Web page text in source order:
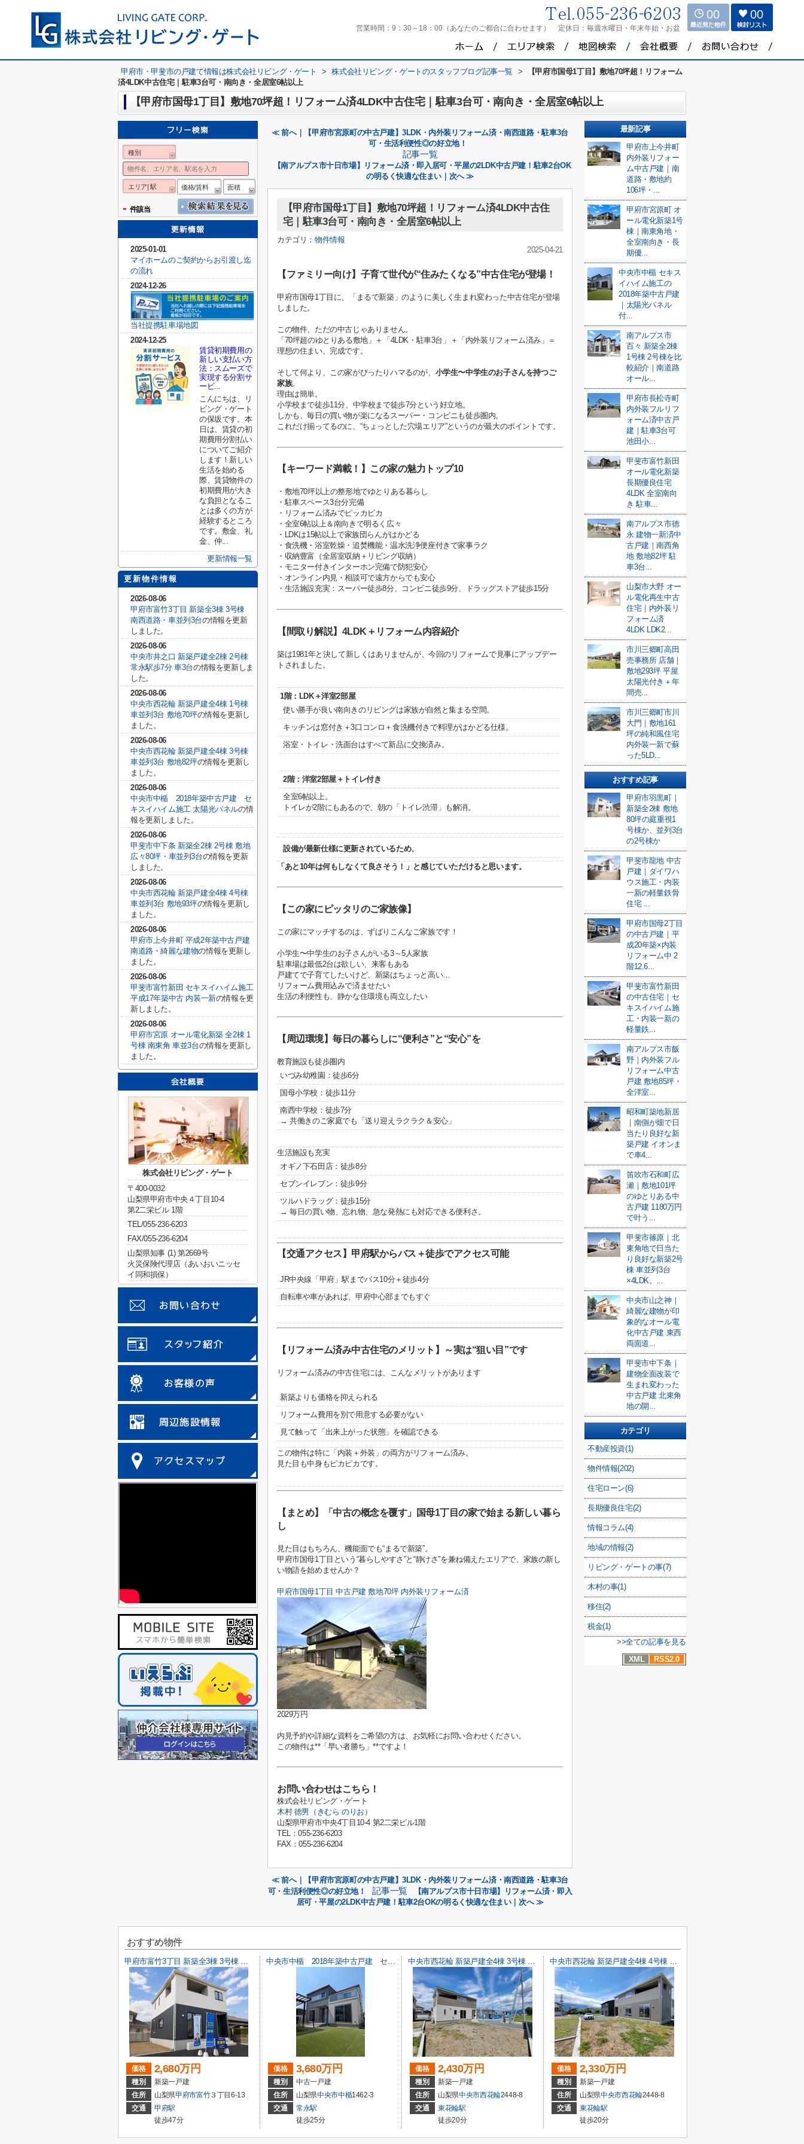
営業時間： 9：30～18：00（あなたのご都合に合わせます） 定休日： 毎週水曜日・年末年始・お盆
00 00
甲府市・甲斐市の戸建て情報は株式会社リビング・ゲート > 株式会社リビング・ゲートのスタッフブログ記事一覧 >
【甲府市国母1丁目】敷地70坪超！リフォーム
済4LDK中古住宅｜駐車3台可・南向き・全居室6帖以上
【甲府市国母1丁目】敷地70坪超！リフォーム済4LDK中古住宅｜駐車3台可・南向き・全居室6帖以上
≪ 前へ｜【甲府市宮原町の中古戸建】3LDK・内外装リフォーム済・南西道路・駐車3台
可・生活利便性◎の好立地！
記事一覧
【南アルプス市十日市場】リフォーム済・即入居可・平屋の2LDK中古戸建！駐車2台OK
の明るく快適な住まい｜次へ ≫
【甲府市国母1丁目】敷地70坪超！リフォーム済4LDK中古住
宅｜駐車3台可・南向き・全居室6帖以上
カテゴリ：物件情報
2025-04-21
【ファミリー向け】子育て世代が“住みたくなる”中古住宅が登場！
甲府市国母1丁目に、「まるで新築」のように美しく生まれ変わった中古住宅が登場
しました。
この物件、ただの中古じゃありません。
「70坪超のゆとりある敷地」＋「4LDK・駐車3台」＋「内外装リフォーム済み」＝
理想の住まい、完成です。
そして何より、この家がぴったりハマるのが、 小学生〜中学生のお子さんを持つご
家族。
理由は簡単。
小学校まで徒歩11分、中学校まで徒歩7分という好立地。
しかも、毎日の買い物が楽になるスーパー・コンビニも徒歩圏内。
これだけ揃ってるのに、“ちょっとした穴場エリア”というのが最大のポイントです。
【キーワード満載！】この家の魅力トップ10
・敷地70坪以上の整形地でゆとりある暮らし
・駐車スペース3台分完備
・リフォーム済みでピッカピカ
・全室6帖以上＆南向き で明るく広々
・LDKは15帖以上で家族団らんがはかどる
・食洗機・浴室乾燥・追焚機能・温水洗浄便座付き で家事ラク
・収納豊富（全居室収納＋リビング収納）
・モニター付きインターホン完備で防犯安心
・オンライン内見・相談可で遠方からでも安心
・生活施設充実：スーパー徒歩8分、コンビニ徒歩9分、ドラッグストア徒歩15分
【間取り解説】4LDK＋リフォーム内容紹介
築は1981年と決して新しくはありませんが、今回のリフォームで見事にアップデー
トされました。
1階：LDK＋洋室2部屋
使い勝手が良い南向きのリビングは家族が自然と集まる空間。
キッチンは窓付き＋3口コンロ＋食洗機付きで料理がはかどる仕様。
浴室・トイレ・洗面台はすべて新品に交換済み。
2階：洋室2部屋＋トイレ付き
全室6帖以上。
トイレが2階にもあるので、朝の「トイレ渋滞」も解消。
設備が最新仕様に更新されているため、
「あと10年は何もしなくて良さそう！」と感じていただけると思います。
【この家にピッタリのご家族像】
この家にマッチするのは、ずばりこんなご家族です！
小学生〜中学生のお子さんがいる3～5人家族
駐車場は最低2台は欲しい、来客もある
戸建てで子育てしたいけど、新築はちょっと高い…
リフォーム費用込みで済ませたい
生活の利便性も、静かな住環境も両立したい
【周辺環境】毎日の暮らしに“便利さ”と“安心”を
教育施設も徒歩圏内
いづみ幼稚園：徒歩6分
国母小学校：徒歩11分
南西中学校：徒歩7分
→ 共働きのご家庭でも「送り迎えラクラク＆安心」
生活施設も充実
オギノ下石田店：徒歩8分
セブンイレブン：徒歩9分
ツルハドラッグ：徒歩15分
→ 毎日の買い物、忘れ物、急な発熱にも対応できる便利さ。
【交通アクセス】甲府駅からバス＋徒歩でアクセス可能
JR中央線「甲府」駅までバス10分＋徒歩4分
自転車や車があれば、甲府中心部までもすぐ
【リフォーム済み中古住宅のメリット】～実は“狙い目”です
リフォーム済みの中古住宅には、こんなメリットがあります
新築よりも価格を抑えられる
リフォーム費用を別で用意する必要がない
見て触って「出来上がった状態」を確認できる
この物件は特に「内装＋外装」の両方がリフォーム済み。
見た目も中身もピカピカです。
【まとめ】「中古の概念を覆す」国母1丁目の家で始まる新しい暮ら
し
見た目はもちろん、機能面でも“まるで新築”。
甲府市国母1丁目という“暮らしやすさ”と“静けさ”を兼ね備えたエリアで、家族の新し
い物語を始めませんか？
甲府市国母1丁目 中古戸建 敷地70坪 内外装リフォーム済
2029万円
内見予約や詳細な資料をご希望の方は、お気軽にお問い合わせください。
この物件は**「早い者勝ち」**ですよ！
お問い合わせはこちら！
株式会社リビング・ゲート
木村 徳男（きむら のりお）
山梨県甲府市中央4丁目10-4 第2二栄ビル1階
TEL：055-236-6203
FAX：055-236-6204
≪ 前へ｜【甲府市宮原町の中古戸建】3LDK・内外装リフォーム済・南西道路・駐車3台
可・生活利便性◎の好立地！
記事一覧
【南アルプス市十日市場】リフォーム済・即入
居可・平屋の2LDK中古戸建！駐車2台OKの明るく快適な住まい｜次へ ≫
最新記事
甲府市上今井町
内外装リフォー
ム中古戸建｜南
道路・敷地約
106坪・...
甲府市宮原町 オ
ール電化新築1号
棟｜南東角地・
全室南向き・長
期優...
中央市中楯 セキス
イハイム施工の
2018年築中古戸建
｜太陽光パネル
付...
南アルプス市
百々 新築全2棟
1号棟 2号棟を比
較紹介｜南道路
オール...
甲府市長松寺町
内外装フルリフ
ォーム済中古戸
建｜駐車3台可
池田小...
甲斐市富竹新田
オール電化新築
長期優良住宅
4LDK 全室南向
き 駐車...
南アルプス市徳
永 建物一新済中
古戸建｜南西角
地 敷地82坪 駐
車3台...
山梨市大野 オー
ル電化再生中古
住宅｜内外装リ
フォーム済
4LDK LDK2...
市川三郷町高田
売事務所 店舗｜
敷地293坪 平屋
太陽光付き＋年
間売...
市川三郷町市川
大門｜敷地161
坪の純和風住宅
内外装一新で蘇
った5LD...
おすすめ記事
甲府市羽黒町｜
新築全2棟 敷地
80坪の庭重視1
号棟か、並列3台
の2号棟か
甲斐市龍地 中古
戸建｜ダイワハ
ウス施工・内装
一新の軽量鉄骨
住宅 ...
甲府市国母2丁目
の中古戸建｜平
成20年築×内装
リフォーム中 2
階12.6...
甲斐市富竹新田
の中古住宅｜セ
キスイハイム施
工・内装一新の
軽量鉄...
南アルプス市飯
野｜内外装フル
リフォーム中古
戸建 敷地85坪・
全洋室...
昭和町築地新居
｜南側が畑で日
当たり良好な新
築戸建 イオンま
で車4...
笛吹市石和町広
瀬｜敷地101坪
のゆとりある中
古戸建 1180万円
で叶う...
甲斐市篠原｜北
東角地で日当た
り良好な新築2号
棟 車並列3台
×4LDK。...
中央市山之神｜
綺麗な建物が印
象的なオール電
化中古戸建 東西
両面道...
甲斐市中下条｜
建物全面改装で
生まれ変わった
中古戸建 北東角
地の開...
カテゴリ
不動産投資(1)
物件情報(202)
住宅ローン(6)
長期優良住宅(2)
情報コラム(4)
地域の情報(2)
リビング・ゲートの事(7)
木村の事(1)
移住(2)
税金(1)
>>全ての記事を見る
XML
RSS2.0
種別
エリア| 駅 価格/賃料 面積
- 件該当
2025-01-01
マイホームのご契約からお引渡し迄
の流れ
2024-12-26
当社提携駐車場地図
2024-12-25
賃貸初期費用の
新しい支払い方
法：スムーズで
実現する分割サ
ービ...
こんにちは、リ
ビング・ゲート
の保坂です。本
日は、賃貸の初
期費用分割払い
についてご紹介
します！新しい
生活を始める
際、賃貸物件の
初期費用が大き
な負担となるこ
とは多くの方が
経験するところ
です。敷金、礼
金、仲...
更新情報一覧
更新物件情報
2026-08-06
甲府市富竹3丁目 新築全3棟 3号棟
南西道路・車並列3台の情報を更新
しました。
2026-08-06
中央市井之口 新築戸建全2棟 2号棟
常永駅歩7分 車3台の情報を更新しま
した。
2026-08-06
中央市西花輪 新築戸建全4棟 1号棟
車並列3台 敷地70坪の情報を更新し
ました。
2026-08-06
中央市西花輪 新築戸建全4棟 3号棟
車並列3台 敷地82坪の情報を更新し
ました。
2026-08-06
中央市中楯 2018年築中古戸建 セ
キスイハイム施工 太陽光パネルの情
報を更新しました。
2026-08-06
甲斐市中下条 新築全2棟 2号棟 敷地
広々80坪・車並列3台の情報を更新
しました。
2026-08-06
中央市西花輪 新築戸建全4棟 4号棟
車並列3台 敷地93坪の情報を更新し
ました。
2026-08-06
甲府市上今井町 平成2年築中古戸建
南道路・綺麗な建物の情報を更新し
ました。
2026-08-06
甲斐市富竹新田 セキスイハイム施工
平成17年築中古 内装一新の情報を更
新しました。
2026-08-06
甲府市宮原 オール電化新築 全2棟 1
号棟 南東角 車並3台の情報を更新し
ました。
株式会社リビング・ゲート
〒400-0032
山梨県甲府市中央４丁目10-4
第2二栄ビル 1階
TEL/055-236-6203
FAX/055-236-6204
山梨県知事 (1) 第2669号
火災保険代理店（あいおいニッセ
イ同和損保）
おすすめ物件
甲府市富竹3丁目 新築全3棟 3号棟 南西道路・車並列3台
価格 2,680万円
種別
新築一戸建
住所
山梨県甲府市富竹３丁目6-13
交通
甲府駅
徒歩47分
中央市中楯 2018年築中古戸建 セキスイハイム施工 太陽光パネル
価格 3,680万円
種別
中古一戸建
住所
山梨県中央市中楯1462-3
交通
常永駅
徒歩25分
中央市西花輪 新築戸建全4棟 3号棟 車並列3台 敷地82坪
価格 2,430万円
種別
新築一戸建
住所
山梨県中央市西花輪2448-8
交通
東花輪駅
徒歩20分
中央市西花輪 新築戸建全4棟 4号棟 車並列3台 敷地93坪
価格 2,330万円
種別
新築一戸建
住所
山梨県中央市西花輪2448-8
交通
東花輪駅
徒歩20分